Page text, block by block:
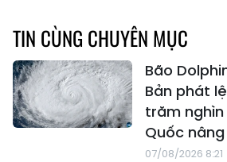
TIN CÙNG CHUYÊN MỤC
Bão
Bản phát
trăm nghìn
Quốc
07/08/2026 8:21